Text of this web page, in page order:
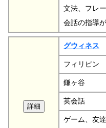
文法、フレ
会話の指導
グウィネス
フィリピン
鎌ヶ谷
英会話
ゲーム、友